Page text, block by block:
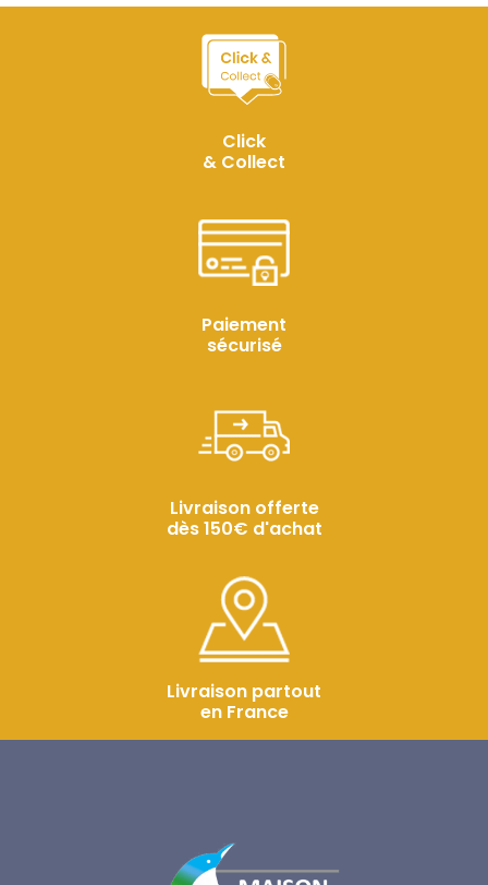
Click
& Collect
Paiement
sécurisé
Livraison offerte
dès 150€ d'achat
Livraison partout
en France